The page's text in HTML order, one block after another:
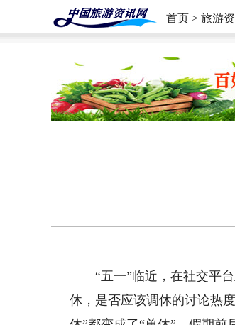
首页 > 旅游
“五一”临近，在社交平
休，是否应该调休的讨论热